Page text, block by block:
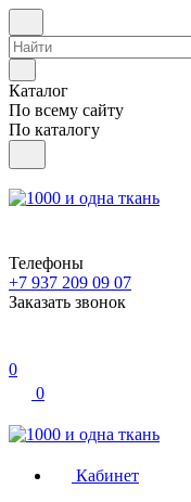
Каталог
По всему сайту
По каталогу
Телефоны
+7 937 209 09 07
Заказать звонок
0
0
Кабинет